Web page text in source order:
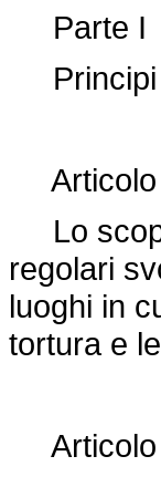
Parte I
Principi
Articolo
Lo
regolari
luoghi in
tortura e
Articolo